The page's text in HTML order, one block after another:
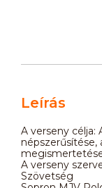
Leírás
A verseny célja:
A verseny
Szövetség